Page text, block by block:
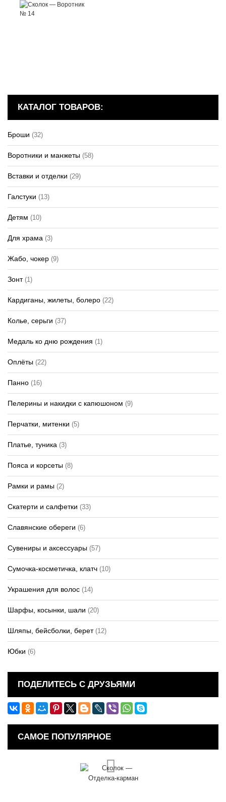
КАТАЛОГ ТОВАРОВ:
Броши (32)
Воротники и манжеты (58)
Вставки и отделки (29)
Галстуки (13)
Детям (10)
Для храма (3)
Жабо, чокер (9)
Зонт(1)
Кардиганы, жилеты, болеро (22)
Колье, серьги (37)
Медаль ко дню рождения (1)
Оплёты (22)
Панно (16)
Пелерины и накидки с капюшоном (9)
Перчатки, митенки (5)
Платье, туника (3)
Пояса и корсеты (8)
Рамки и рамы (2)
Скатерти и салфетки (33)
Славянские обереги (6)
Сувениры и аксессуары (57)
Сумочка-косметичка, клатч (10)
Украшения для волос (14)
Шарфы, косынки, шали (20)
Шляпы, бейсболки, берет(12)
Юбки (6)
ПОДЕЛИТЕСЬ С ДРУЗЬЯМИ
САМОЕ ПОПУЛЯРНОЕ